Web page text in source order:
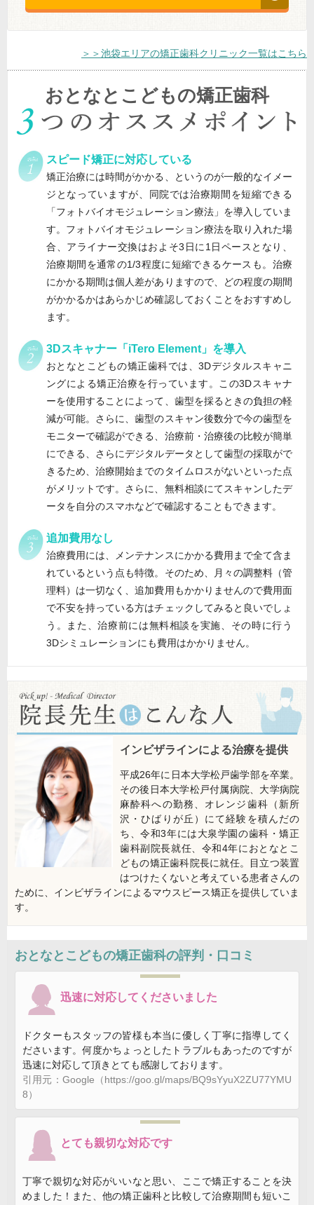
＞＞池袋エリアの矯正歯科クリニック一覧はこちら
おとなとこどもの矯正歯科
スピード矯正に対応している
矯正治療には時間がかかる、というのが一般的なイメー
ジとなっていますが、同院では治療期間を短縮できる
「フォトバイオモジュレーション療法」を導入していま
す。フォトバイオモジュレーション療法を取り入れた場
合、アライナー交換はおよそ3日に1日ペースとなり、
治療期間を通常の1/3程度に短縮できるケースも。治療
にかかる期間は個人差がありますので、どの程度の期間
がかかるかはあらかじめ確認しておくことをおすすめし
ます。
3Dスキャナー「iTero Element」を導入
おとなとこどもの矯正歯科では、3Dデジタルスキャニ
ングによる矯正治療を行っています。この3Dスキャナ
ーを使用することによって、歯型を採るときの負担の軽
減が可能。さらに、歯型のスキャン後数分で今の歯型を
モニターで確認ができる、治療前・治療後の比較が簡単
にできる、さらにデジタルデータとして歯型の採取がで
きるため、治療開始までのタイムロスがないといった点
がメリットです。さらに、無料相談にてスキャンしたデ
ータを自分のスマホなどで確認することもできます。
追加費用なし
治療費用には、メンテナンスにかかる費用まで全て含ま
れているという点も特徴。そのため、月々の調整料（管
理料）は一切なく、追加費用もかかりませんので費用面
で不安を持っている方はチェックしてみると良いでしょ
う。また、治療前には無料相談を実施、その時に行う
3Dシミュレーションにも費用はかかりません。
インビザラインによる治療を提供
平成26年に日本大学松戸歯学部を卒業。
その後日本大学松戸付属病院、大学病院
麻酔科への勤務、オレンジ歯科（新所
沢・ひばりが丘）にて経験を積んだの
ち、令和3年には大泉学園の歯科・矯正
歯科副院長就任、令和4年におとなとこ
どもの矯正歯科院長に就任。目立つ装置
はつけたくないと考えている患者さんの
ために、インビザラインによるマウスピース矯正を提供していま
す。
おとなとこどもの矯正歯科の評判・口コミ
迅速に対応してくださいました
ドクターもスタッフの皆様も本当に優しく丁寧に指導してく
ださいます。何度かちょっとしたトラブルもあったのですが
迅速に対応して頂きとても感謝しております。
引用元：Google（https://goo.gl/maps/BQ9sYyuX2ZU77YMU
8）
とても親切な対応です
丁寧で親切な対応がいいなと思い、ここで矯正することを決
めました！また、他の矯正歯科と比較して治療期間も短いこ